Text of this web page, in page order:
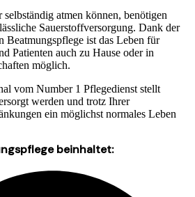
atmen können, benötigen
Sauerstoffversorgung. Dank der
Beatmungspflege ist das Leben für
Patienten auch zu Hause oder in
möglich.
vom Number 1 Pflegedienst stellt
werden und trotz Ihrer
ein möglichst normales Leben
beinhaltet: